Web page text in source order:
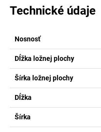
Technické údaje
Nosnosť
Dĺžka ložnej plochy
Šírka ložnej plochy
Dĺžka
Šírka